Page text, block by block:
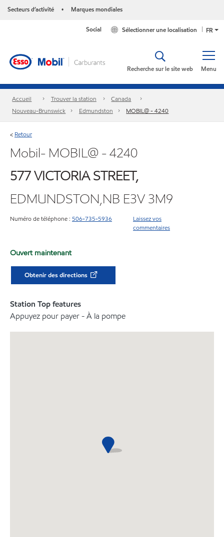
Secteurs d’activité • Marques mondiales
FR
Sélectionner une localisation
Social
Menu
Recherche sur le site web
Accueil Trouver la station
Canada
Nouveau-Brunswick
Edmundston MOBIL@ - 4240
< Retour
Mobil- MOBIL@ - 4240
577 VICTORIA STREET,
EDMUNDSTON,NB E3V 3M9
Numéro de téléphone : 506-735-5936
Laissez vos
commentaires
Ouvert maintenant
Obtenir des directions
Station Top features
Appuyez pour payer - À la pompe